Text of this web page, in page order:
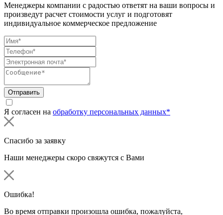
Менеджеры компании с радостью ответят на ваши вопросы и
произведут расчет стоимости услуг и подготовят
индивидуальное коммерческое предложение
Отправить
Я согласен на обработку персональных данных*
Спасибо за заявку
Наши менеджеры скоро свяжутся с Вами
Ошибка!
Во время отправки произошла ошибка, пожалуйста,